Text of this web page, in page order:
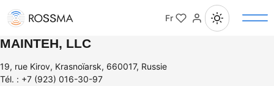
Fr
MAINTEH, LLC
19, rue Kirov, Krasnoïarsk, 660017, Russie
Tél. : +7 (923) 016-30-97